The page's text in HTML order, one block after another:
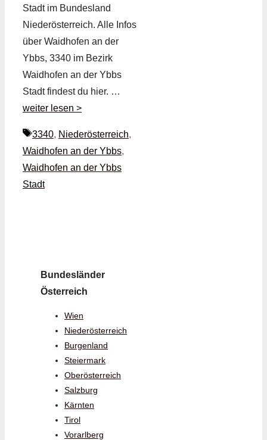
Stadt im Bundesland
Niederösterreich. Alle Infos
über Waidhofen an der
Ybbs, 3340 im Bezirk
Waidhofen an der Ybbs
Stadt findest du hier. …
weiter lesen >
Schlagwörter
3340, Niederösterreich,
Waidhofen an der Ybbs,
Waidhofen an der Ybbs
Stadt
Bundesländer
Österreich
Wien
Niederösterreich
Burgenland
Steiermark
Oberösterreich
Salzburg
Kärnten
Tirol
Vorarlberg